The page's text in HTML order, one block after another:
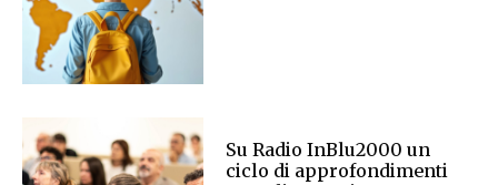
Su Radio InBlu2000 un
ciclo di approfondimenti